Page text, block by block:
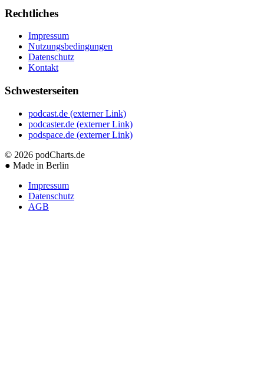
Rechtliches
Impressum
Nutzungsbedingungen
Datenschutz
Kontakt
Schwesterseiten
podcast.de (externer Link)
podcaster.de (externer Link)
podspace.de (externer Link)
© 2026 podCharts.de
● Made in Berlin
Impressum
Datenschutz
AGB